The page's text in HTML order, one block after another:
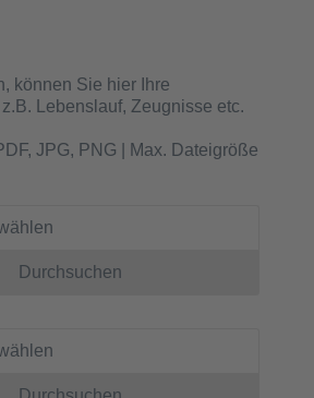
können Sie hier Ihre
Lebenslauf, Zeugnisse etc.
JPG, PNG | Max. Dateigröße
Durchsuchen